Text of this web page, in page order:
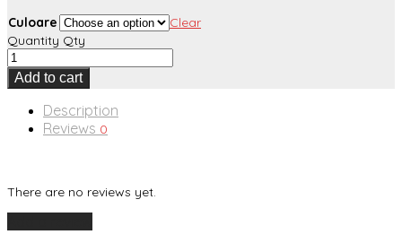
Culoare
Clear
Quantity Qty
Add to cart
Description
Reviews 0
There are no reviews yet.